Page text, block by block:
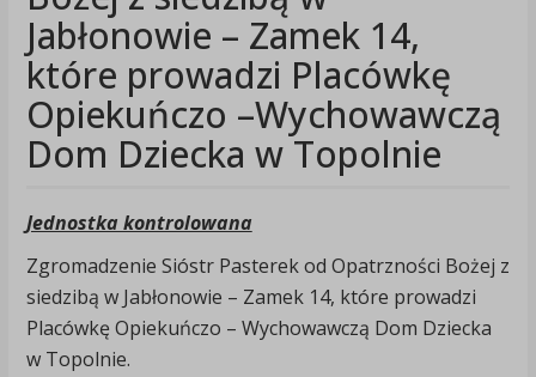
Jabłonowie – Zamek 14,
które prowadzi Placówkę
Opiekuńczo –Wychowawczą
Dom Dziecka w Topolnie
Jednostka kontrolowana
Zgromadzenie Sióstr Pasterek od Opatrzności Bożej z
siedzibą w Jabłonowie – Zamek 14, które prowadzi
Placówkę Opiekuńczo – Wychowawczą Dom Dziecka
w Topolnie.